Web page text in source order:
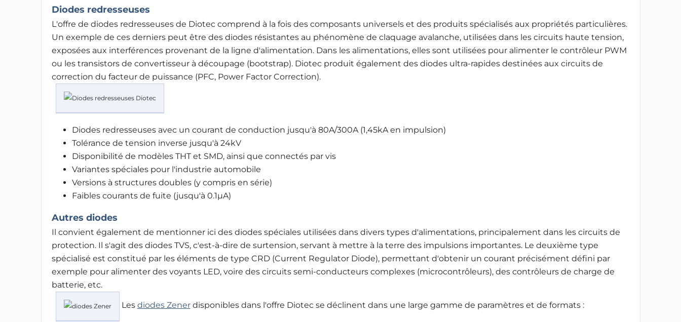
Diodes redresseuses
L'offre de diodes redresseuses de Diotec comprend à la fois des composants universels et des produits spécialisés aux propriétés particulières.
Un exemple de ces derniers peut être des diodes résistantes au phénomène de claquage avalanche, utilisées dans les circuits haute tension,
exposées aux interférences provenant de la ligne d'alimentation. Dans les alimentations, elles sont utilisées pour alimenter le contrôleur PWM
ou les transistors de convertisseur à découpage (bootstrap). Diotec produit également des diodes ultra-rapides destinées aux circuits de
correction du facteur de puissance (PFC, Power Factor Correction).
Diodes redresseuses avec un courant de conduction jusqu'à 80A/300A (1,45kA en impulsion)
Tolérance de tension inverse jusqu'à 24kV
Disponibilité de modèles THT et SMD, ainsi que connectés par vis
Variantes spéciales pour l'industrie automobile
Versions à structures doubles (y compris en série)
Faibles courants de fuite (jusqu'à 0.1µA)
Autres diodes
Il convient également de mentionner ici des diodes spéciales utilisées dans divers types d'alimentations, principalement dans les circuits de
protection. Il s'agit des diodes TVS, c'est-à-dire de surtension, servant à mettre à la terre des impulsions importantes. Le deuxième type
spécialisé est constitué par les éléments de type CRD (Current Regulator Diode), permettant d'obtenir un courant précisément défini par
exemple pour alimenter des voyants LED, voire des circuits semi-conducteurs complexes (microcontrôleurs), des contrôleurs de charge de
batterie, etc.
Les diodes Zenerdisponibles dans l'offre Diotec se déclinent dans une large gamme de paramètres et de formats :